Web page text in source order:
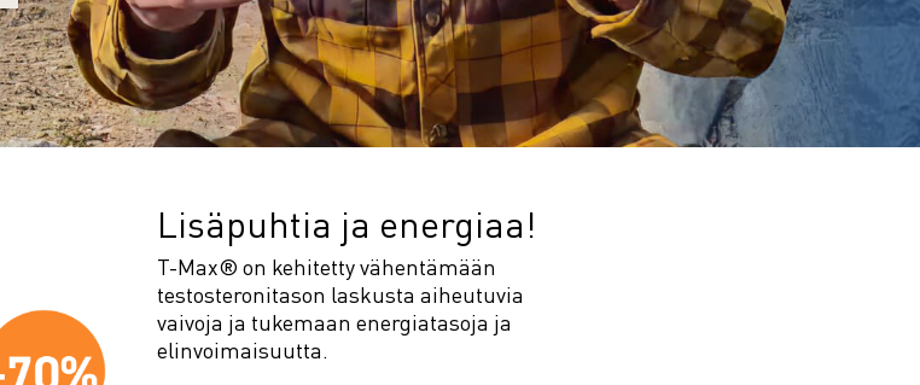
Lisäpuhtia ja energiaa!
T-Max® on kehitetty vähentämään
testosteronitason laskusta aiheutuvia
vaivoja ja tukemaan energiatasoja ja
elinvoimaisuutta.